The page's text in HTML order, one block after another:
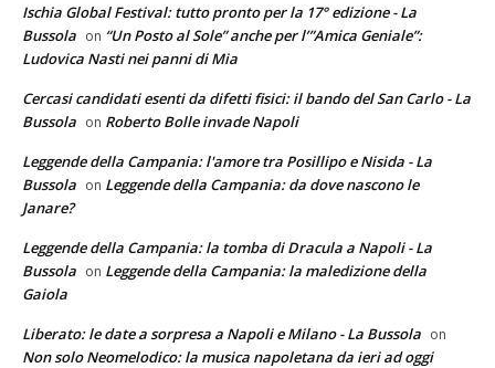
Ischia Global Festival: tutto pronto per la 17° edizione - La
Bussola on “Un Posto al Sole” anche per l’”Amica Geniale”:
Ludovica Nasti nei panni di Mia
Cercasi candidati esenti da difetti fisici: il bando del San Carlo - La
Bussola on Roberto Bolle invade Napoli
Leggende della Campania: l'amore tra Posillipo e Nisida - La
Bussola on Leggende della Campania: da dove nascono le
Janare?
Leggende della Campania: la tomba di Dracula a Napoli - La
Bussola on Leggende della Campania: la maledizione della
Gaiola
Liberato: le date a sorpresa a Napoli e Milano - La Bussola on
Non solo Neomelodico: la musica napoletana da ieri ad oggi